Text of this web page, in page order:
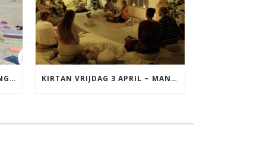
YOGA VAKANTIE TERSCHELLING 17 T/M 19 JULI KIRTAN VRIJDAG 3 APRIL ~ MANTRAZINGEN MET DIEDERICK IN LEEUWARDEN